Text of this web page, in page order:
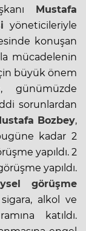
Mustafa
yöneticileriyle
konuşan
mücadelenin
büyük önem
günümüzde
sorunlardan
Bozbey,
kadar 2
yapıldı. 2
yapıldı.
görüşme
alkol ve
katıldı.